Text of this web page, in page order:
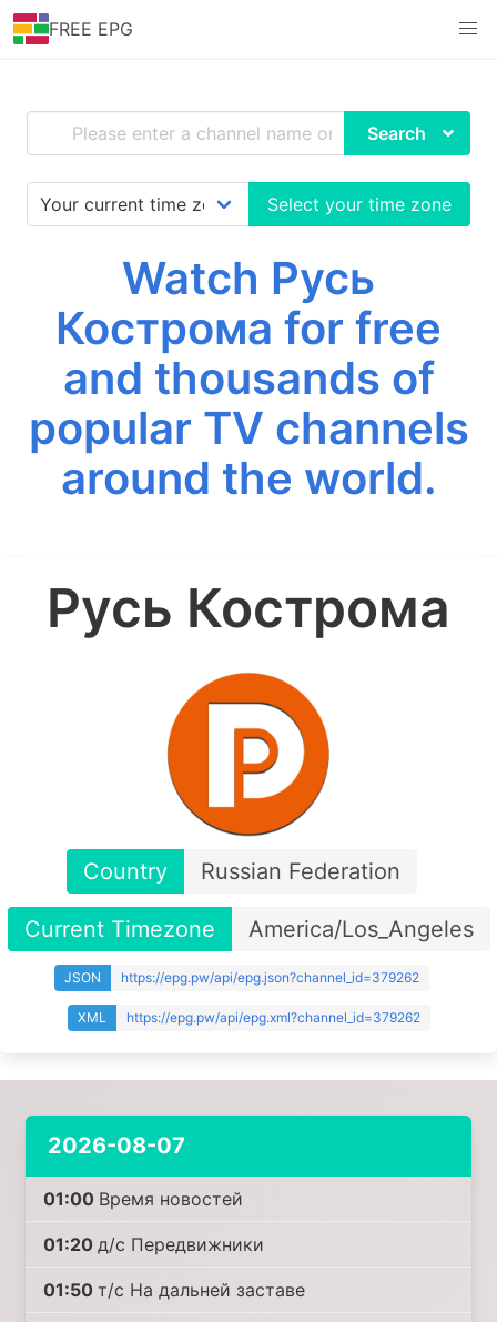
FREE EPG
Search
Select your time zone
Watch Русь
Кострома for free
and thousands of
popular TV channels
around the world.
Русь Кострома
Country Russian Federation
Current Timezone America/Los_Angeles
JSON https://epg.pw/api/epg.json?channel_id=379262
XML https://epg.pw/api/epg.xml?channel_id=379262
2026-08-07
01:00 Время новостей
01:20 д/с Передвижники
01:50 т/с На дальней заставе